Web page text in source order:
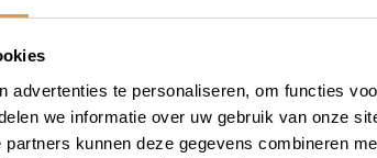
advertenties te personaliseren, om functies
we informatie over uw gebruik van onze
kunnen deze gegevens combineren